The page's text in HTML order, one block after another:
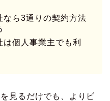
なら3通りの契約方法
個人事業主でも利
見るだけでも、よりビ